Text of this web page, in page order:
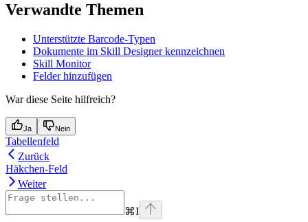
Verwandte Themen
Unterstützte Barcode-Typen
Dokumente im Skill Designer kennzeichnen
Skill Monitor
Felder hinzufügen
War diese Seite hilfreich?
Ja Nein
Tabellenfeld
Zurück
Häkchen-Feld
Weiter
⌘I